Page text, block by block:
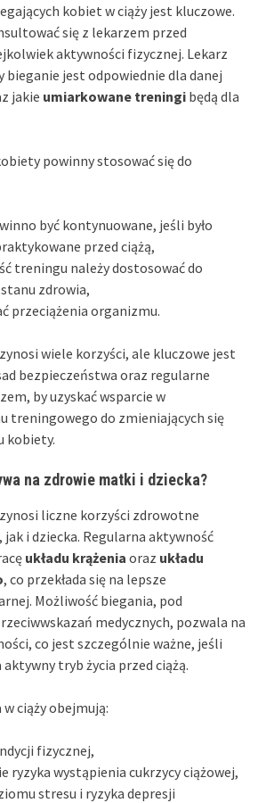
kobiet w ciąży jest kluczowe.
się z lekarzem przed
aktywności fizycznej. Lekarz
bieganie jest odpowiednie dla danej
jakie umiarkowane treningi będą dla
powinny stosować się do
być kontynuowane, jeśli było
przed ciążą,
treningu należy dostosować do
zdrowia,
przeciążenia organizmu.
wiele korzyści, ale kluczowe jest
bezpieczeństwa oraz regularne
by uzyskać wsparcie w
treningowego do zmieniających się
kobiety.
na zdrowie matki i dziecka?
liczne korzyści zdrowotne
i dziecka. Regularna aktywność
układu krążenia oraz układu
, co przekłada się na lepsze
Możliwość biegania, pod
medycznych, pozwala na
co jest szczególnie ważne, jeśli
tryb życia przed ciążą.
ciąży obejmują:
fizycznej,
ryzyka wystąpienia cukrzycy ciążowej,
stresu i ryzyka depresji